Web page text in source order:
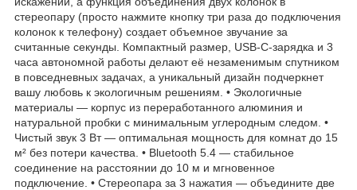
стереопару (просто нажмите кнопку три раза до подключения
колонок к телефону) создает объемное звучание за
считанные секунды. Компактный размер, USB-C-зарядка и 3
часа автономной работы делают её незаменимым спутником
в повседневных задачах, а уникальный дизайн подчеркнет
вашу любовь к экологичным решениям. • Экологичные
материалы — корпус из переработанного алюминия и
натуральной пробки с минимальным углеродным следом. •
Чистый звук 3 Вт — оптимальная мощность для комнат до 15
м² без потери качества. • Bluetooth 5.4 — стабильное
соединение на расстоянии до 10 м и мгновенное
подключение. • Стереопара за 3 нажатия — объедините две